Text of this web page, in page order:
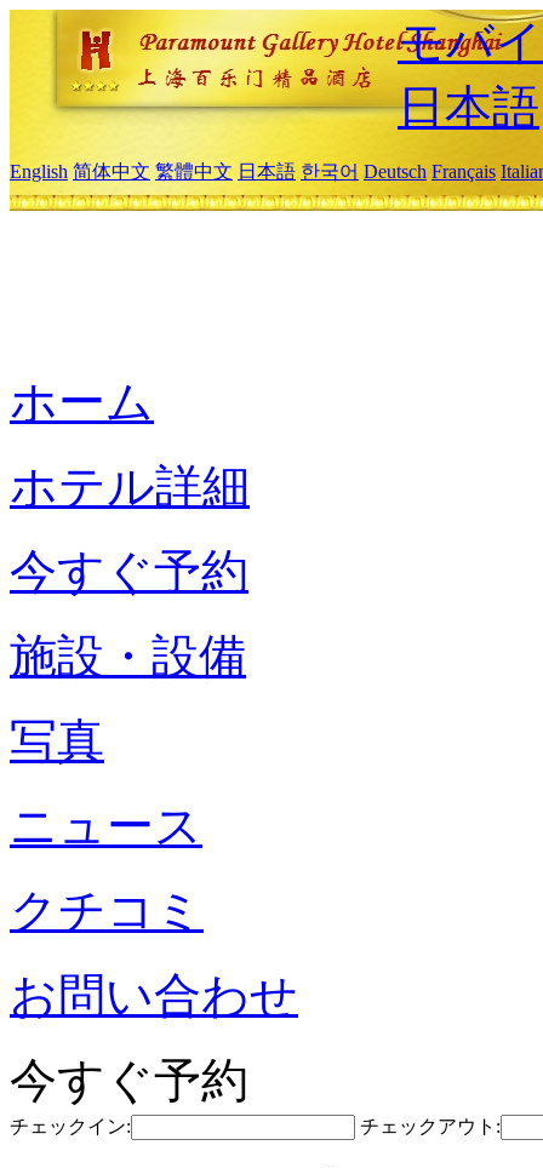
モバ
日本語
English 简体中文 繁體中文 日本語 한국어 Deutsch Français
ホーム
ホテル詳細
今すぐ予約
施設・設備
写真
ニュース
クチコミ
お問い合わせ
今すぐ予約
チェックイン: チェックアウト: